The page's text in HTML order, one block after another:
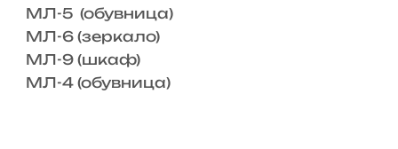
МЛ-5 (обувница)
МЛ-6 (зеркало)
МЛ-9 (шкаф)
МЛ-4 (обувница)